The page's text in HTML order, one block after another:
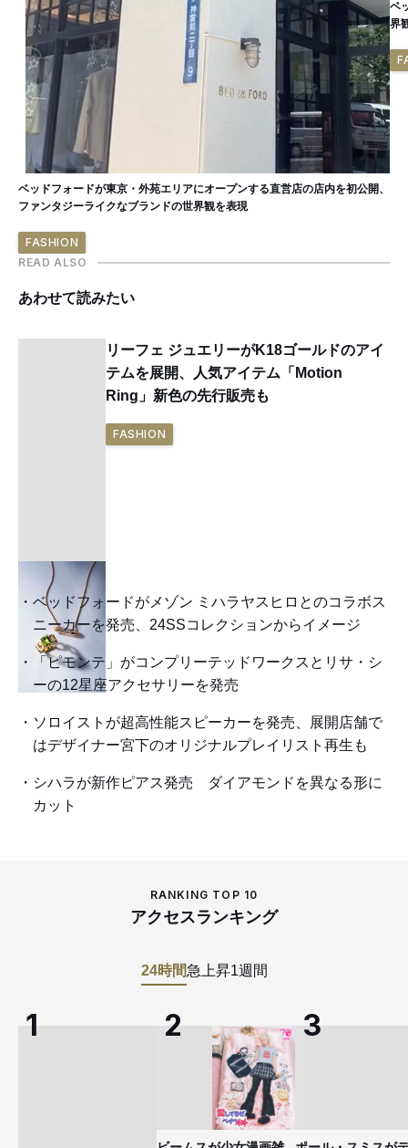
ベッドフォードが東京・外苑エリアにオープンする直営店の店内を初公開、
ファンタジーライクなブランドの世界観を表現
FASHION
ベ
界
READ ALSO
あわせて読みたい
リーフェ ジュエリーがK18ゴールドのアイ
テムを展開、人気アイテム「Motion
Ring」新色の先行販売も
FASHION
ベッドフォードがメゾン ミハラヤスヒロとのコラボス
ニーカーを発売、24SSコレクションからイメージ
「ピモンテ」がコンプリーテッドワークスとリサ・シ
ーの12星座アクセサリーを発売
ソロイストが超高性能スピーカーを発売、展開店舗で
はデザイナー宮下のオリジナルプレイリスト再生も
シハラが新作ピアス発売 ダイアモンドを異なる形に
カット
RANKING TOP 10
アクセスランキング
24時間急上昇1週間